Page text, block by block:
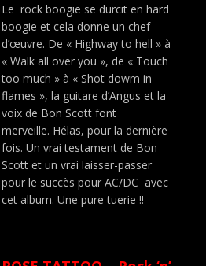
Le rock boogie se durcit en hard
boogie et cela donne un chef
d’œuvre. De « Highway to hell » à
« Walk all over you », de « Touch
too much » à « Shot dowm in
flames », la guitare d’Angus et la
voix de Bon Scott font
merveille. Hélas, pour la dernière
fois. Un vrai testament de Bon
Scott et un vrai laisser-passer
pour le succès pour AC/DC avec
cet album. Une pure tuerie !!